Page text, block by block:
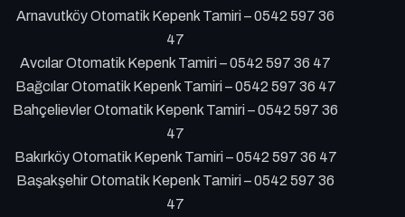
Arnavutköy Otomatik Kepenk Tamiri – 0542 597 36
47
Avcılar Otomatik Kepenk Tamiri – 0542 597 36 47
Bağcılar Otomatik Kepenk Tamiri – 0542 597 36 47
Bahçelievler Otomatik Kepenk Tamiri – 0542 597 36
47
Bakırköy Otomatik Kepenk Tamiri – 0542 597 36 47
Başakşehir Otomatik Kepenk Tamiri – 0542 597 36
47